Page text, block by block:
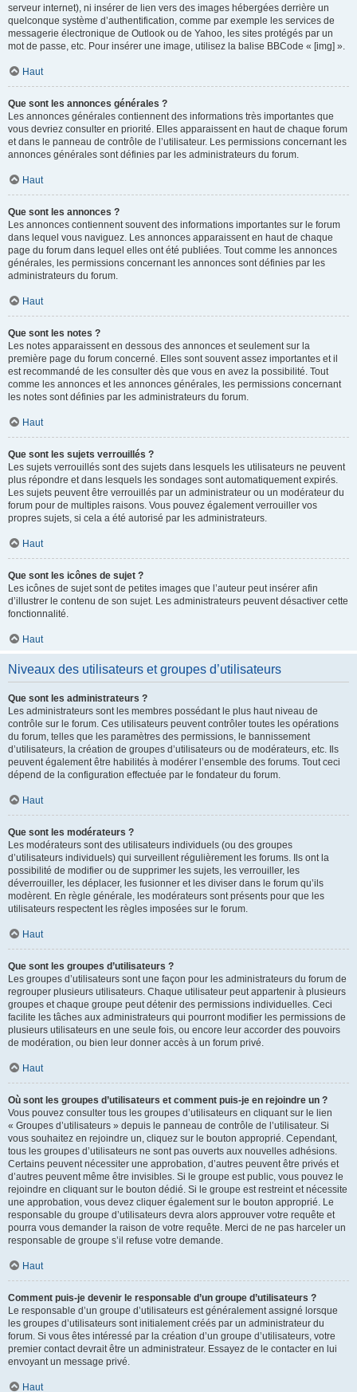
serveur internet), ni insérer de lien vers des images hébergées derrière un
quelconque système d’authentification, comme par exemple les services de
messagerie électronique de Outlook ou de Yahoo, les sites protégés par un
mot de passe, etc. Pour insérer une image, utilisez la balise BBCode « [img] ».
Haut
Que sont les annonces générales ?
Les annonces générales contiennent des informations très importantes que
vous devriez consulter en priorité. Elles apparaissent en haut de chaque forum
et dans le panneau de contrôle de l’utilisateur. Les permissions concernant les
annonces générales sont définies par les administrateurs du forum.
Haut
Que sont les annonces ?
Les annonces contiennent souvent des informations importantes sur le forum
dans lequel vous naviguez. Les annonces apparaissent en haut de chaque
page du forum dans lequel elles ont été publiées. Tout comme les annonces
générales, les permissions concernant les annonces sont définies par les
administrateurs du forum.
Haut
Que sont les notes ?
Les notes apparaissent en dessous des annonces et seulement sur la
première page du forum concerné. Elles sont souvent assez importantes et il
est recommandé de les consulter dès que vous en avez la possibilité. Tout
comme les annonces et les annonces générales, les permissions concernant
les notes sont définies par les administrateurs du forum.
Haut
Que sont les sujets verrouillés ?
Les sujets verrouillés sont des sujets dans lesquels les utilisateurs ne peuvent
plus répondre et dans lesquels les sondages sont automatiquement expirés.
Les sujets peuvent être verrouillés par un administrateur ou un modérateur du
forum pour de multiples raisons. Vous pouvez également verrouiller vos
propres sujets, si cela a été autorisé par les administrateurs.
Haut
Que sont les icônes de sujet ?
Les icônes de sujet sont de petites images que l’auteur peut insérer afin
d’illustrer le contenu de son sujet. Les administrateurs peuvent désactiver cette
fonctionnalité.
Haut
Niveaux des utilisateurs et groupes d’utilisateurs
Que sont les administrateurs ?
Les administrateurs sont les membres possédant le plus haut niveau de
contrôle sur le forum. Ces utilisateurs peuvent contrôler toutes les opérations
du forum, telles que les paramètres des permissions, le bannissement
d’utilisateurs, la création de groupes d’utilisateurs ou de modérateurs, etc. Ils
peuvent également être habilités à modérer l’ensemble des forums. Tout ceci
dépend de la configuration effectuée par le fondateur du forum.
Haut
Que sont les modérateurs ?
Les modérateurs sont des utilisateurs individuels (ou des groupes
d’utilisateurs individuels) qui surveillent régulièrement les forums. Ils ont la
possibilité de modifier ou de supprimer les sujets, les verrouiller, les
déverrouiller, les déplacer, les fusionner et les diviser dans le forum qu’ils
modèrent. En règle générale, les modérateurs sont présents pour que les
utilisateurs respectent les règles imposées sur le forum.
Haut
Que sont les groupes d’utilisateurs ?
Les groupes d’utilisateurs sont une façon pour les administrateurs du forum de
regrouper plusieurs utilisateurs. Chaque utilisateur peut appartenir à plusieurs
groupes et chaque groupe peut détenir des permissions individuelles. Ceci
facilite les tâches aux administrateurs qui pourront modifier les permissions de
plusieurs utilisateurs en une seule fois, ou encore leur accorder des pouvoirs
de modération, ou bien leur donner accès à un forum privé.
Haut
Où sont les groupes d’utilisateurs et comment puis-je en rejoindre un ?
Vous pouvez consulter tous les groupes d’utilisateurs en cliquant sur le lien
« Groupes d’utilisateurs » depuis le panneau de contrôle de l’utilisateur. Si
vous souhaitez en rejoindre un, cliquez sur le bouton approprié. Cependant,
tous les groupes d’utilisateurs ne sont pas ouverts aux nouvelles adhésions.
Certains peuvent nécessiter une approbation, d’autres peuvent être privés et
d’autres peuvent même être invisibles. Si le groupe est public, vous pouvez le
rejoindre en cliquant sur le bouton dédié. Si le groupe est restreint et nécessite
une approbation, vous devez cliquer également sur le bouton approprié. Le
responsable du groupe d’utilisateurs devra alors approuver votre requête et
pourra vous demander la raison de votre requête. Merci de ne pas harceler un
responsable de groupe s’il refuse votre demande.
Haut
Comment puis-je devenir le responsable d’un groupe d’utilisateurs ?
Le responsable d’un groupe d’utilisateurs est généralement assigné lorsque
les groupes d’utilisateurs sont initialement créés par un administrateur du
forum. Si vous êtes intéressé par la création d’un groupe d’utilisateurs, votre
premier contact devrait être un administrateur. Essayez de le contacter en lui
envoyant un message privé.
Haut